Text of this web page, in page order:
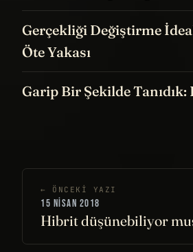
Gerçekliği Değiştirme
Öte Yakası
Garip Bir Şekilde Tanıdık:
← ÖNCEKI YAZI
15 NISAN 2018
Hibrit düşünebiliyor